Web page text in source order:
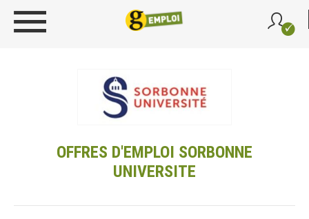
OFFRES D'EMPLOI SORBONNE
UNIVERSITE